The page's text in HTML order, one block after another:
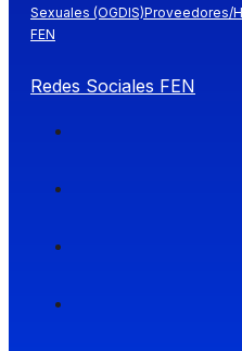
Sexuales (OGDIS)Proveedores/
FEN
Redes Sociales FEN